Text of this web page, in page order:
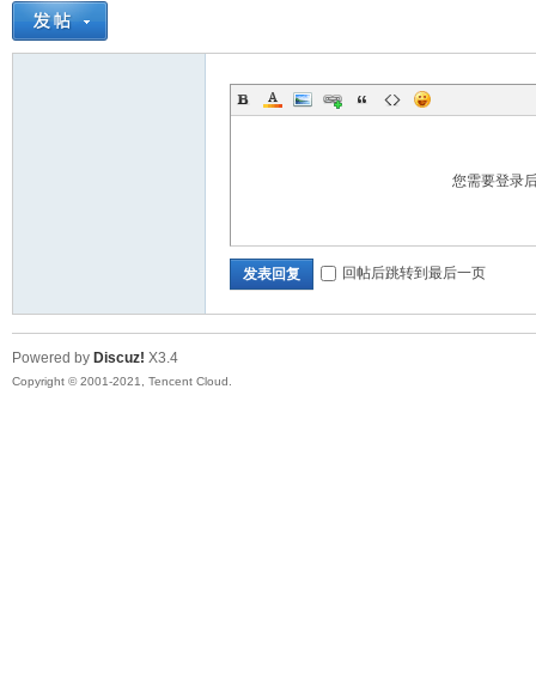
您需要登录
发表回复 回帖后跳转到最后一页
Powered by Discuz! X3.4
Copyright © 2001-2021, Tencent Cloud.